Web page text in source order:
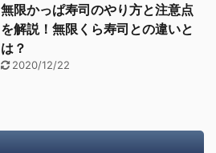
無限かっぱ寿司のやり方と注意点
を解説！無限くら寿司との違いと
は？
2020/12/22